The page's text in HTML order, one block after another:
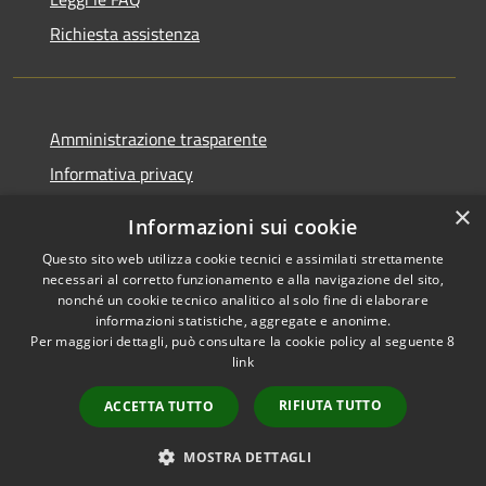
Richiesta assistenza
Amministrazione trasparente
Informativa privacy
Dichiarazione di accessibilità
RSS
Copyright © 2026 • Comune di
Municipium•
Accesso
redazione
×
Informazioni sui cookie
Questo sito web utilizza cookie tecnici e assimilati strettamente
necessari al corretto funzionamento e alla navigazione del sito,
nonché un cookie tecnico analitico al solo fine di elaborare
informazioni statistiche, aggregate e anonime.
Per maggiori dettagli, può consultare la cookie policy al seguente8
link
ACCETTA TUTTO RIFIUTA TUTTO
MOSTRA DETTAGLI